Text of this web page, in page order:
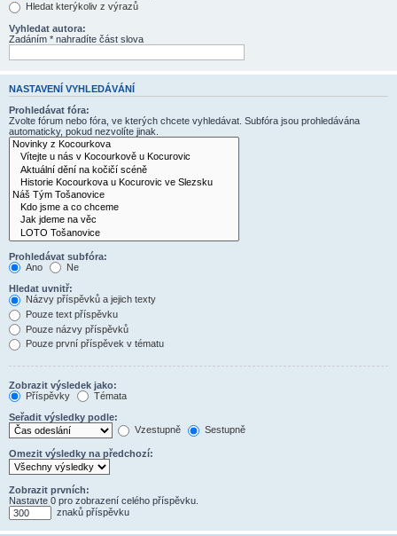
Hledat kterýkoliv z výrazů
Vyhledat autora:
Zadáním * nahradíte část slova
NASTAVENÍ VYHLEDÁVÁNÍ
Prohledávat fóra:
Zvolte fórum nebo fóra, ve kterých chcete vyhledávat. Subfóra jsou prohledávána
automaticky, pokud nezvolíte jinak.
Prohledávat subfóra:
Ano
Ne
Hledat uvnitř:
Názvy příspěvků a jejich texty
Pouze text příspěvku
Pouze názvy příspěvků
Pouze první příspěvek v tématu
Zobrazit výsledek jako:
Příspěvky
Témata
Seřadit výsledky podle:
Vzestupně
Sestupně
Omezit výsledky na předchozí:
Zobrazit prvních:
Nastavte 0 pro zobrazení celého příspěvku.
znaků příspěvku